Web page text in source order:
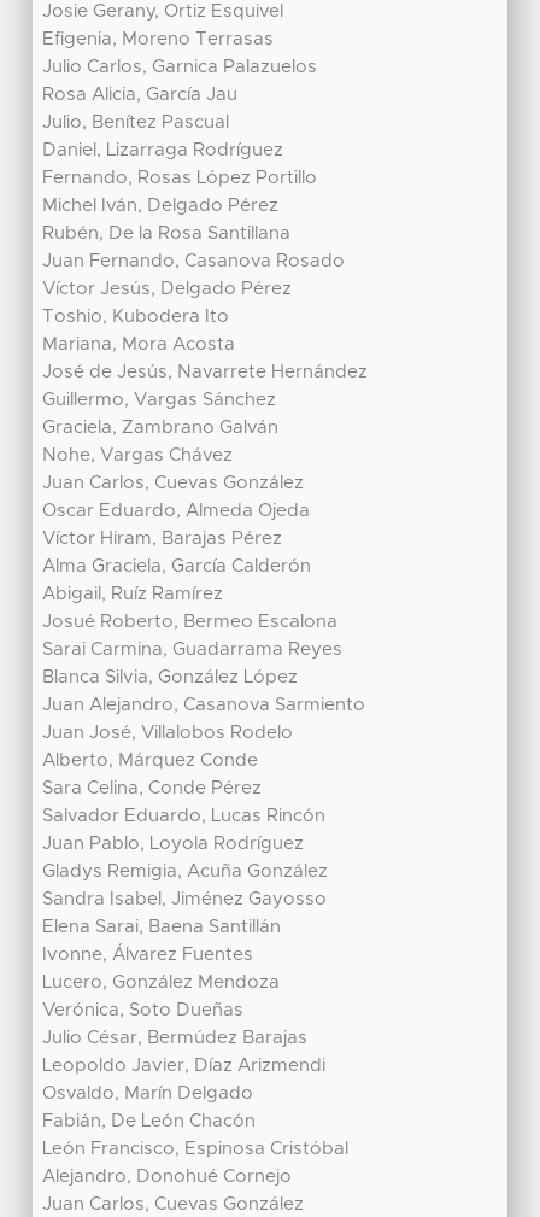
Josie Gerany, Ortiz Esquivel
Efigenia, Moreno Terrasas
Julio Carlos, Garnica Palazuelos
Rosa Alicia, García Jau
Julio, Benítez Pascual
Daniel, Lizarraga Rodríguez
Fernando, Rosas López Portillo
Michel Iván, Delgado Pérez
Rubén, De la Rosa Santillana
Juan Fernando, Casanova Rosado
Víctor Jesús, Delgado Pérez
Toshio, Kubodera Ito
Mariana, Mora Acosta
José de Jesús, Navarrete Hernández
Guillermo, Vargas Sánchez
Graciela, Zambrano Galván
Nohe, Vargas Chávez
Juan Carlos, Cuevas González
Oscar Eduardo, Almeda Ojeda
Víctor Hiram, Barajas Pérez
Alma Graciela, García Calderón
Abigail, Ruíz Ramírez
Josué Roberto, Bermeo Escalona
Sarai Carmina, Guadarrama Reyes
Blanca Silvia, González López
Juan Alejandro, Casanova Sarmiento
Juan José, Villalobos Rodelo
Alberto, Márquez Conde
Sara Celina, Conde Pérez
Salvador Eduardo, Lucas Rincón
Juan Pablo, Loyola Rodríguez
Gladys Remigia, Acuña González
Sandra Isabel, Jiménez Gayosso
Elena Sarai, Baena Santillán
Ivonne, Álvarez Fuentes
Lucero, González Mendoza
Verónica, Soto Dueñas
Julio César, Bermúdez Barajas
Leopoldo Javier, Díaz Arizmendi
Osvaldo, Marín Delgado
Fabián, De León Chacón
León Francisco, Espinosa Cristóbal
Alejandro, Donohué Cornejo
Juan Carlos, Cuevas González